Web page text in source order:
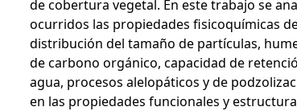
de cobertura vegetal. En este trabajo se
ocurridos las propiedades fisicoquímicas
distribución del tamaño de partículas,
de carbono orgánico, capacidad de
agua, procesos alelopáticos y de
en las propiedades funcionales y